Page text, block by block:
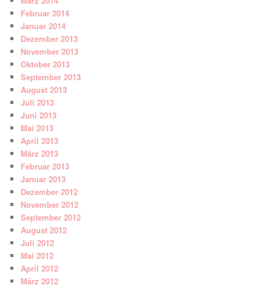
Februar 2014
Januar 2014
Dezember 2013
November 2013
Oktober 2013
September 2013
August 2013
Juli 2013
Juni 2013
Mai 2013
April 2013
März 2013
Februar 2013
Januar 2013
Dezember 2012
November 2012
September 2012
August 2012
Juli 2012
Mai 2012
April 2012
März 2012